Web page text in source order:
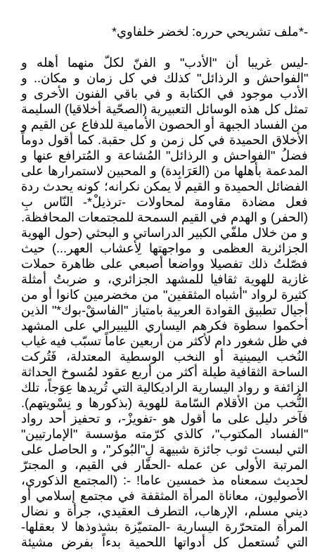
-*ملف تشريحي حرره: لخضر خلفاوي*
-ليس غريبا أن "الأدب" و الفنّ لكلّ منهما أهله و
"الفواحش و الرذائل" كذلك في كل زمان و مكان.. و
الأدب موجود في الكتابة و في باقي الفنون الأخرى و
تمثل كل هذه الوسائل التعبيرية (الصحّية أخلاقيا) السليمة
من الفساد الجبهة أو الحصون الأمامية للدفاع عن القيم و
الأخلاق الحميدة في كل زمن و كل حقبة. كما أقول دوماً
فضلُ "الفواحش و الرذائل" المُشاعة و المُترافع عنها و
المدعمة بأهلها من (العَرَابِدة) و المحبين لاستمرارها على
الفضائل الحميدة و القيم لا يمكن نكرانه؛ كونه يحدث ردة
فعل مضادة مقاومة لمحاولات -ترذيلْ*- النّاس بِ
(الحفر) و الهدم في القيم السمحة للمجتمعات المحافظة.
و من خلال ملفّي الكبير الدراساتي و البحثي (حول الهوية
الجزائرية العظمى و مواجهتها لِأعشاب العهر...) حيث
فصّلتُ ذلك تفصيلا وواضعا أصبعي على ظاهرة حملات
غازية للهوية ثقافيا للمشهد الجزائري، و ضربتُ أمثلة
كثيرة لرواد "أشباه المثقفين" من مخضرمين كانوا أو من
أجيال تطبيق القوادة العربية بامتياز "الفاسقْ-بوك*" الذين
أحكموا سطوة فكرهم اليساري الليبيرالي على المشهد
في ظل شغور دام لأكثر من أربعين عاماً تسبّب فيه غياب
النُخب اليمينية أو النخب الوسطية المعتدلة، فَتُركت
الساحة الثقافية طيلة أكثر من أربع عقود لمُسوخ الحداثة
الزائفة و رواد اليسارية الراديكالية التي تُريدها عِوَجاً، تلك
النُّخب من الأقلام السّامة للهوية (بذكورها و نِسْويتهم).
فآخر دليل على ما أقول هو -تفويزْ-، و تحفيز أحد رواد
"الفساد المكتوب"، كالذي كرّمته مؤسسة "الإمارتيين"
التي لبست ثوب جائزة شبيهة لِ"البُوكر"، و الحاصل على
المرتبة الأولى عن عمله -الحفّار في القيم، و المجترّ
لحديث سمعناه مذ خمسين عاما! -: (المجتمع الذكوري،
الأصوليون، معاناة المرأة المثقفة في مجتمع إسلامي أو
ديني مسلم، الإرهاب، التطرف العقيدي، جرأة و نضال
المرأة المتحرّرة اليسارية -المتميّزة بشذوذها لا بعقلها-
التي تُستعمل كل أدواتها اللحمية بدءاً بفرض مشيئة